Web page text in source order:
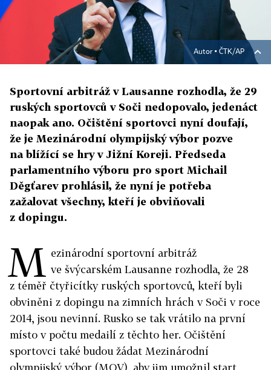
Autor ▪ ČTK/AP
Sportovní arbitráž v Lausanne rozhodla, že 29
ruských sportovců v Soči nedopovalo, jedenáct
naopak ano. Očištění sportovci nyní doufají,
že je Mezinárodní olympijský výbor pozve
na blížící se hry v Jižní Koreji. Předseda
parlamentního výboru pro sport Mi­chail
Děgťarev prohlásil, že nyní je potřeba
zažalovat všechny, kteří je obviňovali
z dopingu.
M ezinárodní sportovní arbitráž
ve švýcarském Lausanne rozhodla, že 28
z téměř čtyřicítky ruských sportovců, kteří byli
obviněni z dopingu na zimních hrách v Soči v roce
2014, jsou nevinní. Rusko se tak vrátilo na první
místo v počtu medailí z těchto her. Očištění
sportovci také budou žádat Mezinárodní
olympijský výbor (MOV), aby jim umožnil start